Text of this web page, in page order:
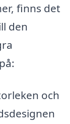
finns det
den
och